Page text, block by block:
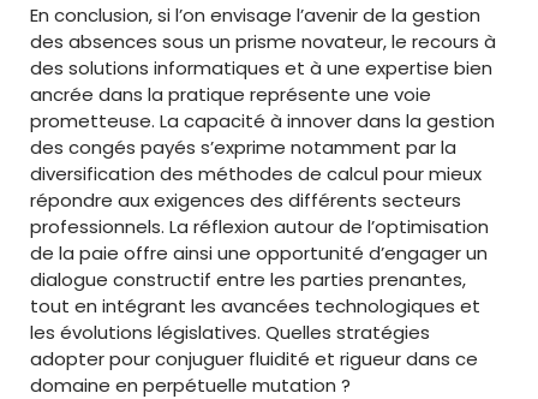
En conclusion, si l’on envisage l’avenir de la gestion
des absences sous un prisme novateur, le recours à
des solutions informatiques et à une expertise bien
ancrée dans la pratique représente une voie
prometteuse. La capacité à innover dans la gestion
des congés payés s’exprime notamment par la
diversification des méthodes de calcul pour mieux
répondre aux exigences des différents secteurs
professionnels. La réflexion autour de l’optimisation
de la paie offre ainsi une opportunité d’engager un
dialogue constructif entre les parties prenantes,
tout en intégrant les avancées technologiques et
les évolutions législatives. Quelles stratégies
adopter pour conjuguer fluidité et rigueur dans ce
domaine en perpétuelle mutation ?